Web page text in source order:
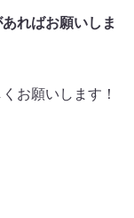
ればお願いしま
お願いします！